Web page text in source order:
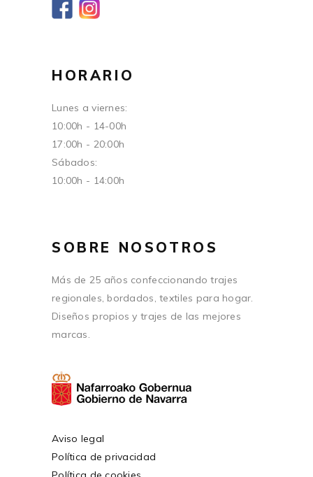
HORARIO
Lunes a viernes:
10:00h - 14-00h
17:00h - 20:00h
Sábados:
10:00h - 14:00h
SOBRE NOSOTROS
Más de 25 años confeccionando trajes
regionales, bordados, textiles para hogar.
Diseños propios y trajes de las mejores
marcas.
Aviso legal
Política de privacidad